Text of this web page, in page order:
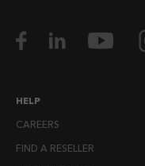
HELP
CAREERS
FIND A RESELLER